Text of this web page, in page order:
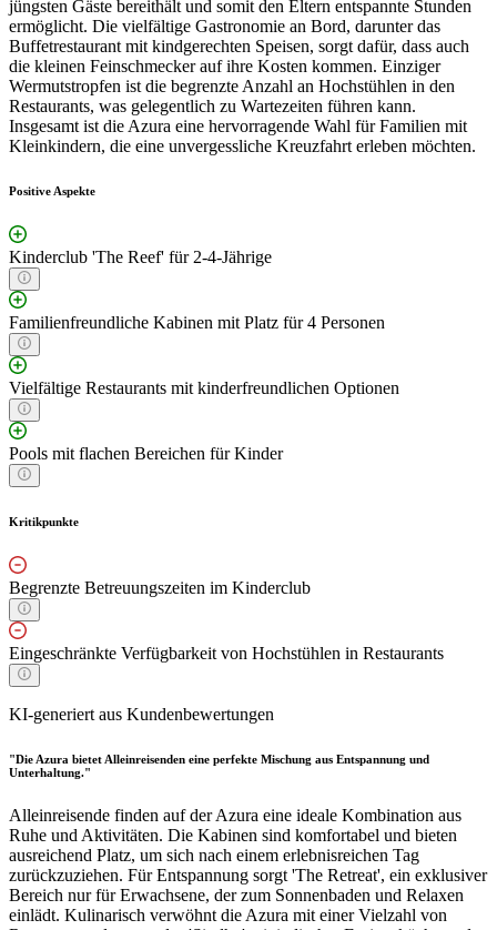
jüngsten Gäste bereithält und somit den Eltern entspannte Stunden
ermöglicht. Die vielfältige Gastronomie an Bord, darunter das
Buffetrestaurant mit kindgerechten Speisen, sorgt dafür, dass auch
die kleinen Feinschmecker auf ihre Kosten kommen. Einziger
Wermutstropfen ist die begrenzte Anzahl an Hochstühlen in den
Restaurants, was gelegentlich zu Wartezeiten führen kann.
Insgesamt ist die Azura eine hervorragende Wahl für Familien mit
Kleinkindern, die eine unvergessliche Kreuzfahrt erleben möchten.
Positive Aspekte
Kinderclub 'The Reef' für 2-4-Jährige
Familienfreundliche Kabinen mit Platz für 4 Personen
Vielfältige Restaurants mit kinderfreundlichen Optionen
Pools mit flachen Bereichen für Kinder
Kritikpunkte
Begrenzte Betreuungszeiten im Kinderclub
Eingeschränkte Verfügbarkeit von Hochstühlen in Restaurants
KI-generiert aus Kundenbewertungen
"Die Azura bietet Alleinreisenden eine perfekte Mischung aus Entspannung und
Unterhaltung."
Alleinreisende finden auf der Azura eine ideale Kombination aus
Ruhe und Aktivitäten. Die Kabinen sind komfortabel und bieten
ausreichend Platz, um sich nach einem erlebnisreichen Tag
zurückzuziehen. Für Entspannung sorgt 'The Retreat', ein exklusiver
Bereich nur für Erwachsene, der zum Sonnenbaden und Relaxen
einlädt. Kulinarisch verwöhnt die Azura mit einer Vielzahl von